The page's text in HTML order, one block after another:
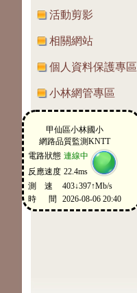
活動剪影
相關網站
個人資料保護專區
小林網管專區